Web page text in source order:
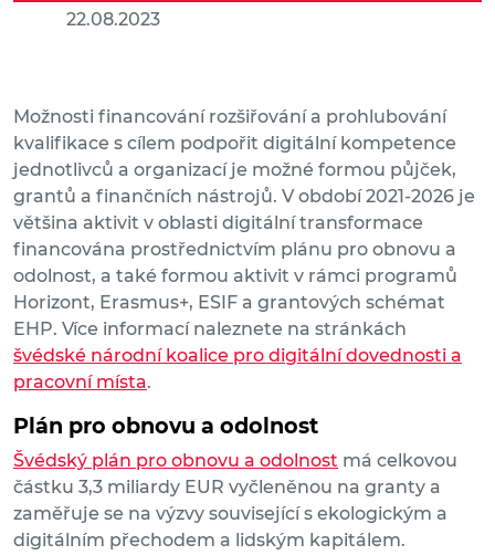
22.08.2023
Možnosti financování rozšiřování a prohlubování
kvalifikace s cílem podpořit digitální kompetence
jednotlivců a organizací je možné formou půjček,
grantů a finančních nástrojů. V období 2021-2026 je
většina aktivit v oblasti digitální transformace
financována prostřednictvím plánu pro obnovu a
odolnost, a také formou aktivit v rámci programů
Horizont, Erasmus+, ESIF a grantových schémat
EHP. Více informací naleznete na stránkách
švédské národní koalice pro digitální dovednosti a
pracovní místa.
Plán pro obnovu a odolnost
Švédský plán pro obnovu a odolnost má celkovou
částku 3,3 miliardy EUR vyčleněnou na granty a
zaměřuje se na výzvy související s ekologickým a
digitálním přechodem a lidským kapitálem.